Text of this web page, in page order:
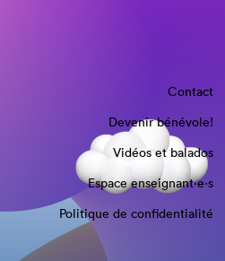
Contact
Devenir bénévole!
Vidéos et balados
Espace enseignant·e⋅s
Politique de confidentialité